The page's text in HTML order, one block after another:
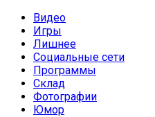
Видео
Игры
Лишнее
Социальные сети
Программы
Склад
Фотографии
Юмор